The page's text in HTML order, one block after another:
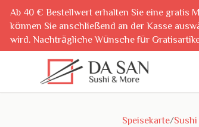
Ab 40 € Bestellwert erhalten Sie eine gratis
können Sie anschließend an der Kasse
wird. Nachträgliche Wünsche für
Speisekarte/Sushi